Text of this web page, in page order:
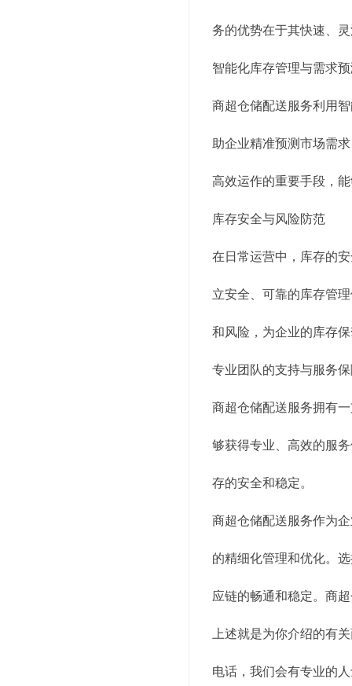
务的优势在于其快速、
智能化库存管理与需求
商超仓储配送服务利用
助企业精准预测市场需
高效运作的重要手段，
库存安全与风险防范
在日常运营中，库存的
立安全、可靠的库存管
和风险，为企业的库存
专业团队的支持与服务
商超仓储配送服务拥有
够获得专业、高效的服
存的安全和稳定。
商超仓储配送服务作为
的精细化管理和优化。
应链的畅通和稳定。商
上述就是为你介绍的有
电话，我们会有专业的